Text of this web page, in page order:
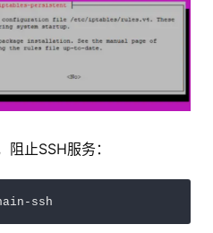
阻止SSH服务：
ssh